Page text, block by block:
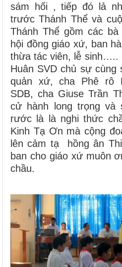
sám hối , tiếp đó lả
trước Thánh Thể và
Thánh Thể gồm các
hội đồng giáo xứ, ban
thừa tác viên, lễ sinh…..
Huân SVD chủ sự
quản xứ, cha Phê rô
SDB, cha Giuse Trần
cử hành long trọng và
rước là là nghi thức
Kinh Tạ Ơn mà cộng
lên cảm tạ hồng ân
ban cho giáo xứ muôn
chầu.